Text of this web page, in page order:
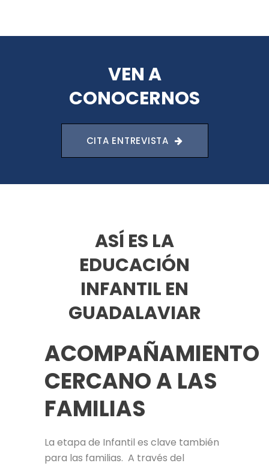
VEN A
CONOCERNOS
CITA ENTREVISTA
ASÍ ES LA
EDUCACIÓN
INFANTIL EN
GUADALAVIAR
ACOMPAÑAMIENTO
CERCANO A LAS
FAMILIAS
La etapa de Infantil es clave también
para las familias. A través del